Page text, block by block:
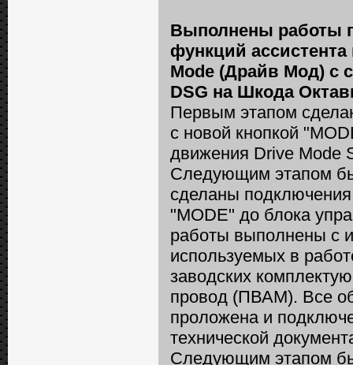
Выполнены работы
функций
Mode (Драйв Мод) с
DSG на Шкода
Первым этапом
с новой кнопкой
движения Drive Mode
Следующим этапом
сделаны подключения
"MODE" до блока
работы выполнены с
используемых в
заводских
провод (ПВАМ). Все
проложена и
технической
Следующим этапом